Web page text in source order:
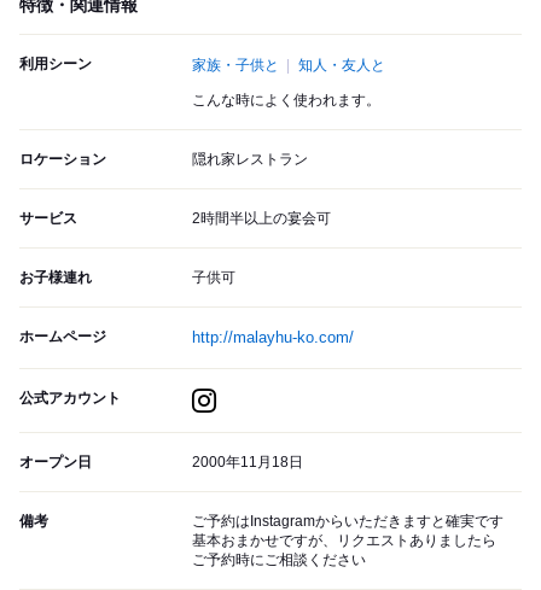
特徴・関連情報
利用シーン 家族・子供と 知人・友人と
こんな時によく使われます。
ロケーション 隠れ家レストラン
サービス 2時間半以上の宴会可
お子様連れ 子供可
ホームページ http://malayhu-ko.com/
公式アカウント
オープン日 2000年11月18日
備考
ご予約はInstagramからいただきますと確実です
基本おまかせですが、リクエストありましたら
ご予約時にご相談ください